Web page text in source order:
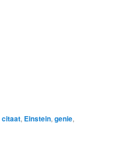
citaat, Einstein,genie,